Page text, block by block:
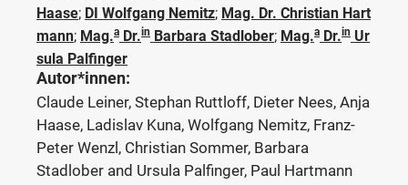
Haase; DI Wolfgang Nemitz; Mag. Dr. Christian Hart
mann; Mag.a Dr.in Barbara Stadlober; Mag.a Dr.in Ur
sula Palfinger
Autor*innen:
Claude Leiner, Stephan Ruttloff, Dieter Nees, Anja
Haase, Ladislav Kuna, Wolfgang Nemitz, Franz-
Peter Wenzl, Christian Sommer, Barbara
Stadlober and Ursula Palfinger, Paul Hartmann